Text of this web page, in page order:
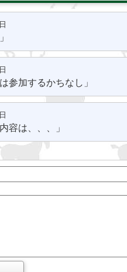
参加するかちなし」
容は、、、」